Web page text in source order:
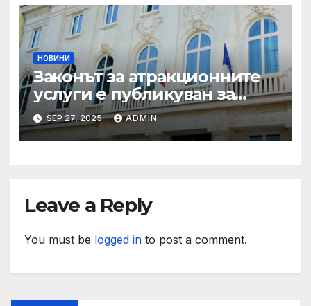
НОВИНИ
Законът за атракционните
услуги е публикуван за
обществено обсъждане
SEP 27, 2025 ADMIN
Leave a Reply
You must be logged in to post a comment.